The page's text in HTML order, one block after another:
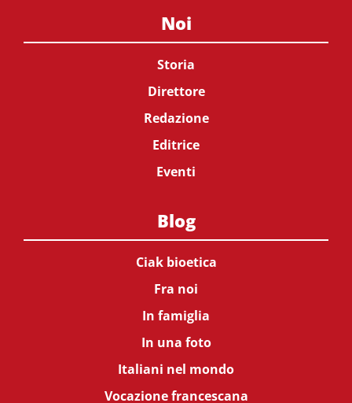
Noi
Storia
Direttore
Redazione
Editrice
Eventi
Blog
Ciak bioetica
Fra noi
In famiglia
In una foto
Italiani nel mondo
Vocazione francescana